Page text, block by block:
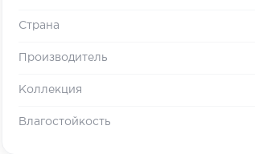
Страна
Производитель
Коллекция
Влагостойкость